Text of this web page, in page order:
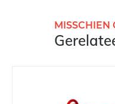
MISSCHIEN